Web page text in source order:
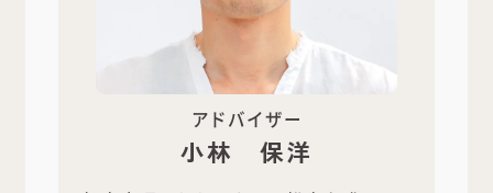
アドバイザー
小林 保洋